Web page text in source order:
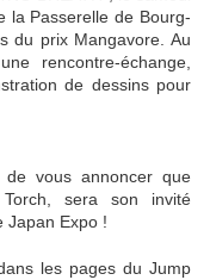
la Passerelle de Bourg-
du prix Mangavore. Au
rencontre-échange,
de dessins pour
de vous annoncer que
Torch, sera son invité
Japan Expo !
les pages du Jump